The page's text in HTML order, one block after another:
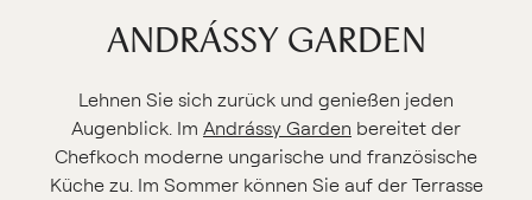
ANDRÁSSY GARDEN
Lehnen Sie sich zurück und genießen jeden
Augenblick. Im Andrássy Garden bereitet der
Chefkoch moderne ungarische und französische
Küche zu. Im Sommer können Sie auf der Terrasse